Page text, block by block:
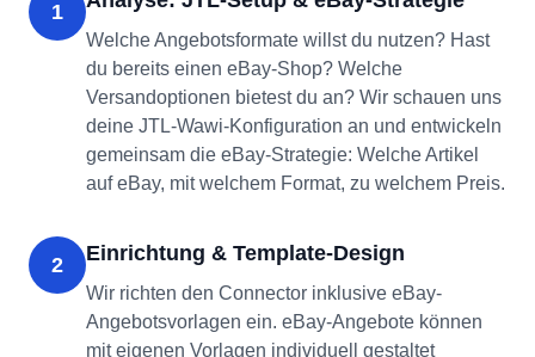
1
Welche Angebotsformate willst du nutzen? Hast
du bereits einen eBay-Shop? Welche
Versandoptionen bietest du an? Wir schauen uns
deine JTL-Wawi-Konfiguration an und entwickeln
gemeinsam die eBay-Strategie: Welche Artikel
auf eBay, mit welchem Format, zu welchem Preis.
2 Einrichtung & Template-Design
Wir richten den Connector inklusive eBay-
Angebotsvorlagen ein. eBay-Angebote können
mit eigenen Vorlagen individuell gestaltet